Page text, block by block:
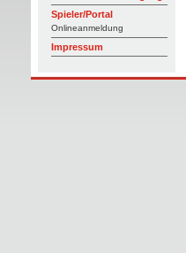
Spieler/Portal
Onlineanmeldung
Impressum